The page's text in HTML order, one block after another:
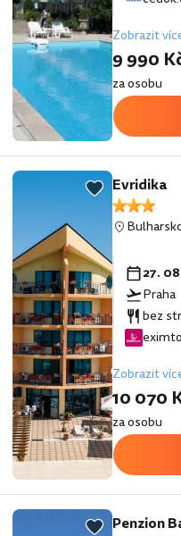
Zobrazit
9 990
za osobu
Evridika
27.
Praha
bez
Zobrazit
10 070
za osobu
Penzion